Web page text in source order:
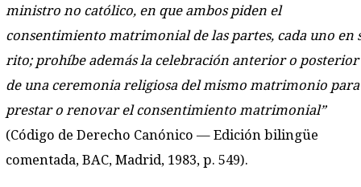
ministro no católico, en que ambos piden el
consentimiento matrimonial de las partes, cada uno en
rito; prohíbe además la celebración anterior o posterior
de una ceremonia religiosa del mismo matrimonio para
prestar o renovar el consentimiento matrimonial”
(Código de Derecho Canónico — Edición bilingüe
comentada, BAC, Madrid, 1983, p. 549).